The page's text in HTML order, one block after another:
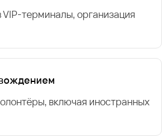
терминалы, организация
включая иностранных